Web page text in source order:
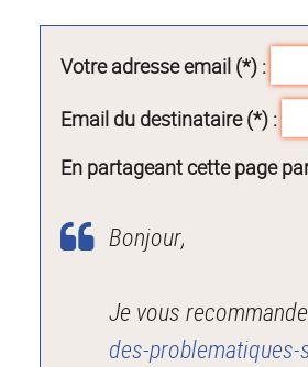
Votre adresse email (*) :
Email du destinataire (*) :
En partageant cette page
Bonjour,
Je vous
des-problematiques-